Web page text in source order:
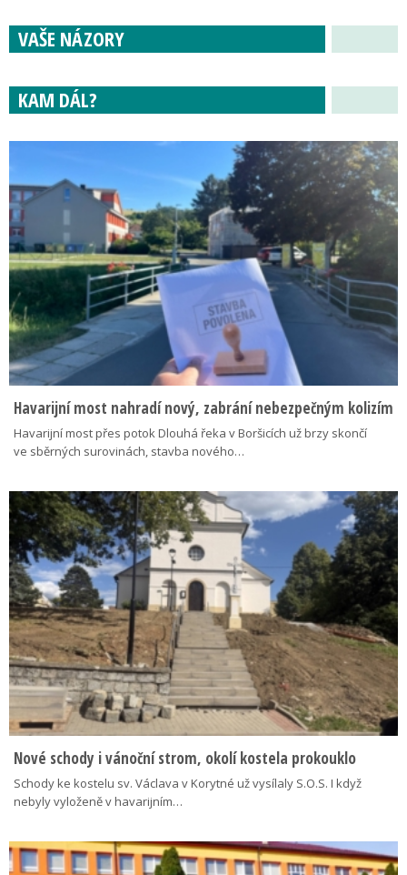
VAŠE NÁZORY
KAM DÁL?
Havarijní most nahradí nový, zabrání nebezpečným kolizím
Havarijní most přes potok Dlouhá řeka v Boršicích už brzy skončí
ve sběrných surovinách, stavba nového…
Nové schody i vánoční strom, okolí kostela prokouklo
Schody ke kostelu sv. Václava v Korytné už vysílaly S.O.S. I když
nebyly vyloženě v havarijním…